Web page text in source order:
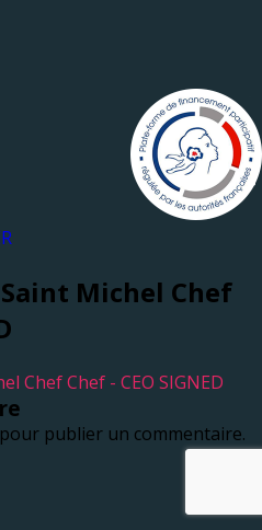
Saint Michel Chef
Chef Chef - CEO SIGNED
pour publier un commentaire.